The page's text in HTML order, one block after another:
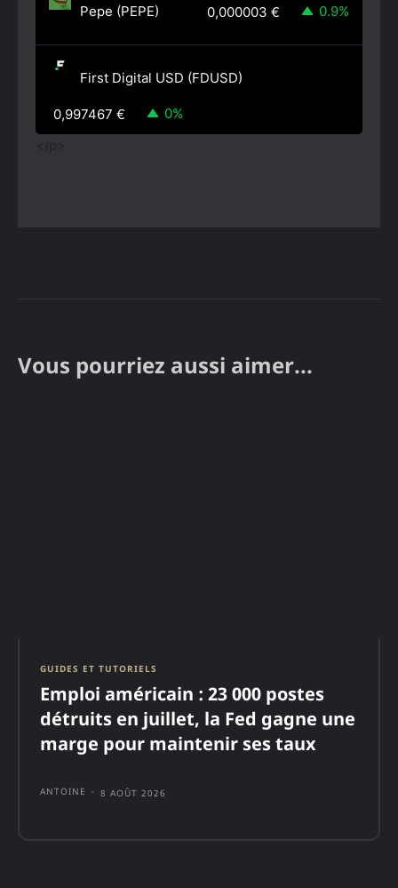
Pepe (PEPE) 0,000003 € 0.9%
First Digital USD (FDUSD)
0,997467 €
0%
Vous pourriez aussi aimer...
GUIDES ET TUTORIELS
Emploi américain : 23 000 postes
détruits en juillet, la Fed gagne une
marge pour maintenir ses taux
ANTOINE - 8 AOÛT 2026